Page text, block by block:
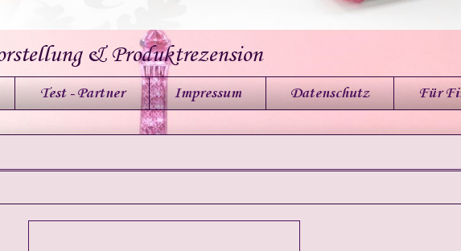
& Produktrezension
Test - Partner Impressum Datenschutz Für